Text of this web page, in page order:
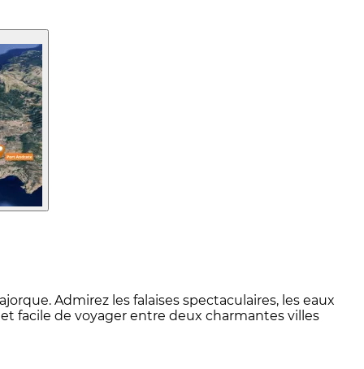
Admirez les falaises spectaculaires, les eaux
facile de voyager entre deux charmantes villes